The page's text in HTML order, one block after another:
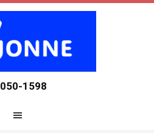
050-1598